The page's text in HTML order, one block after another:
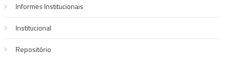
Informes Institucionais
Institucional
Repositório